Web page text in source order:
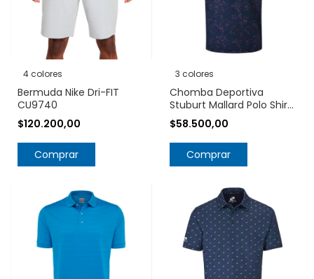
4 colores
Bermuda Nike Dri-FIT
CU9740
$120.200,00
Comprar
3 colores
Chomba Deportiva
Stuburt Mallard Polo Shirt
UPF 50+
$58.500,00
Comprar